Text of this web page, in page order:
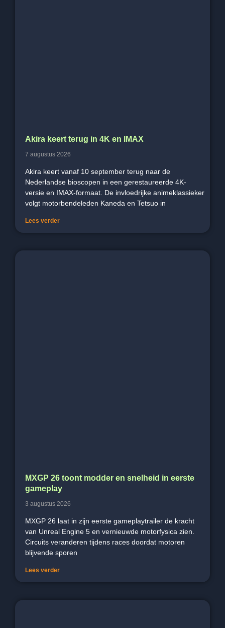
Akira keert terug in 4K en IMAX
7 augustus 2026
Akira keert vanaf 10 september terug naar de
Nederlandse bioscopen in een gerestaureerde 4K-
versie en IMAX-formaat. De invloedrijke animeklassieker
volgt motorbendeleden Kaneda en Tetsuo in
Lees verder
MXGP 26 toont modder en snelheid in eerste
gameplay
3 augustus 2026
MXGP 26 laat in zijn eerste gameplaytrailer de kracht
van Unreal Engine 5 en vernieuwde motorfysica zien.
Circuits veranderen tijdens races doordat motoren
blijvende sporen
Lees verder